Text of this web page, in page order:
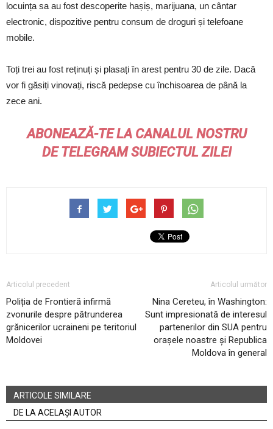
locuința sa au fost descoperite hașiș, marijuana, un cântar
electronic, dispozitive pentru consum de droguri și telefoane
mobile.
Toți trei au fost reținuți și plasați în arest pentru 30 de zile. Dacă
vor fi găsiți vinovați, riscă pedepse cu închisoarea de până la
zece ani.
ABONEAZĂ-TE LA CANALUL NOSTRU
DETELEGRAMSUBIECTUL ZILEI
Articolul precedent
Poliția de Frontieră infirmă
zvonurile despre pătrunderea
grănicerilor ucraineni pe teritoriul
Moldovei
Articolul următor
Nina Cereteu, în Washington:
Sunt impresionată de interesul
partenerilor din SUA pentru
orașele noastre și Republica
Moldova în general
ARTICOLE SIMILARE
DE LA ACELAȘI AUTOR